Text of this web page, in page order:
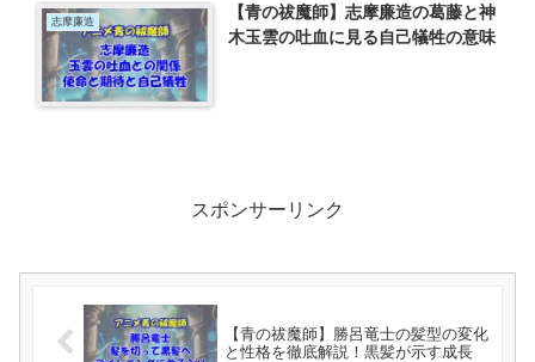
志摩廉造
【青の祓魔師】志摩廉造の葛藤と神
木玉雲の吐血に見る自己犠牲の意味
スポンサーリンク
【青の祓魔師】勝呂竜士の髪型の変化
と性格を徹底解説！黒髪が示す成長